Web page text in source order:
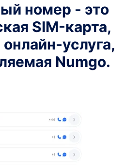
номер - это
SIM-карта,
услуга,
Numgo.